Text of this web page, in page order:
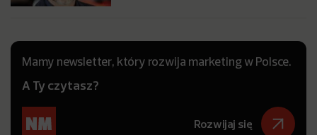
Mamy newsletter, który rozwija marketing w Polsce.
A Ty czytasz?
Rozwijaj się